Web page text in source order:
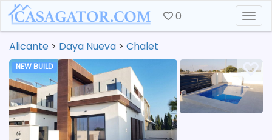
0
Alicante > Daya Nueva > Chalet
NEW BUILD